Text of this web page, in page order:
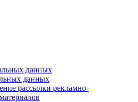
данных
данных
рассылки рекламно-